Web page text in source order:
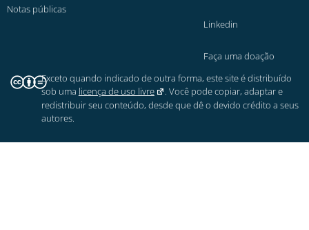
Notas públicas
Linkedin
Faça uma doação
Exceto quando indicado de outra forma, este site é distribuído
sob uma licença de uso livre
. Você pode copiar, adaptar e
redistribuir seu conteúdo, desde que dê o devido crédito a seus
autores.